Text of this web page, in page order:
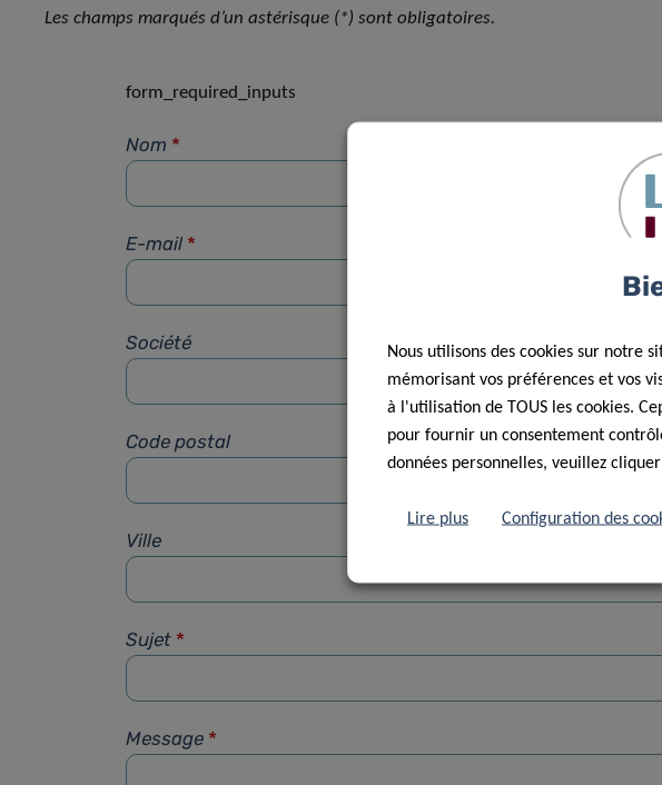
Les champs marqués d’un astérisque (*) sont obligatoires.
form_required_inputs
Nom *
E-mail *
Société
Code postal Rue
Ville
Sujet *
Message *
Nous utilisons des cookies sur notre
mémorisant vos préférences et vos
à l'utilisation de TOUS les cookies.
pour fournir un consentement
données personnelles, veuillez
Lire plus Configuration des